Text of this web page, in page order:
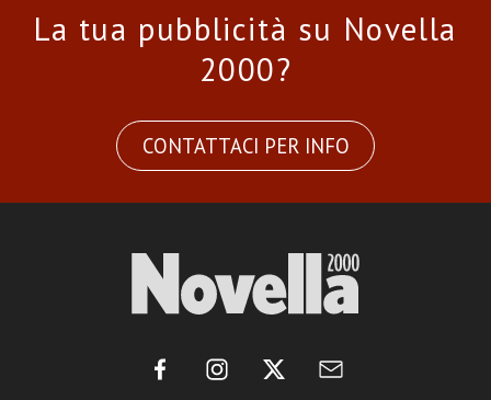
La tua pubblicità su Novella
2000?
CONTATTACI PER INFO